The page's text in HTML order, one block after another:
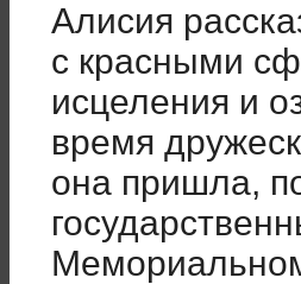
Алисия
с красными
исцеления и
время
она пришла,